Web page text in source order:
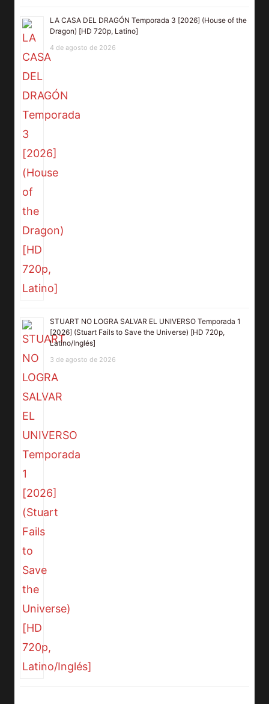
LA CASA DEL DRAGÓN Temporada 3 [2026] (House of the
Dragon) [HD 720p, Latino]
4 de agosto de 2026
STUART NO LOGRA SALVAR EL UNIVERSO Temporada 1
[2026] (Stuart Fails to Save the Universe) [HD 720p,
Latino/Inglés]
3 de agosto de 2026